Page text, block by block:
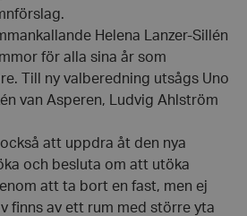
Helena Lanzer-Sillén
för alla sina år som
Till ny valberedning utsågs Uno
van Asperen, Ludvig Ahlström
att uppdra åt den nya
och besluta om att utöka
att ta bort en fast, men ej
finns av ett rum med större yta